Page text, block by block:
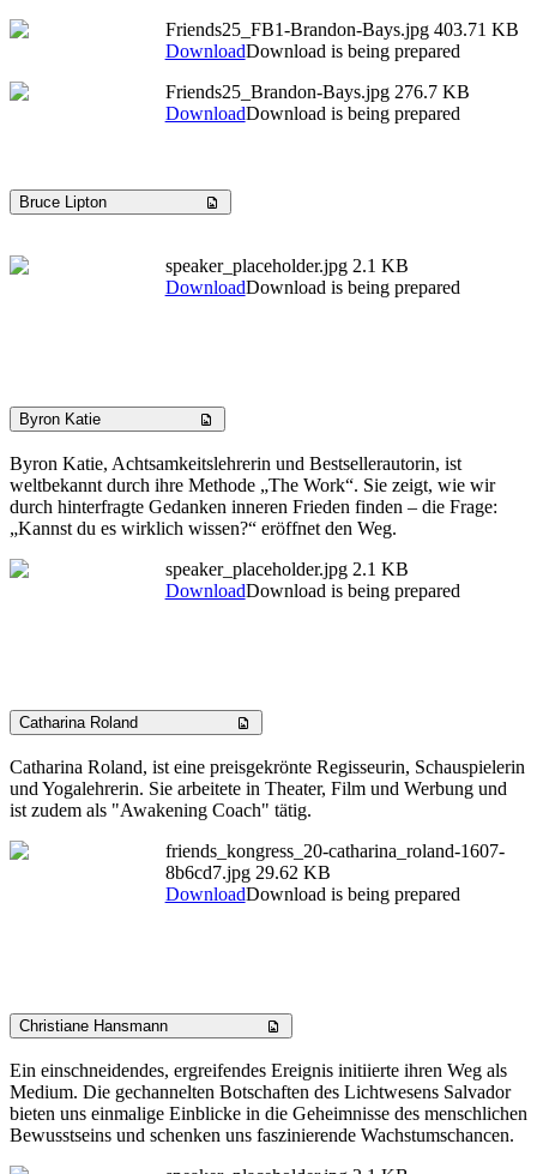
Friends25_FB1-Brandon-Bays.jpg 403.71 KB
DownloadDownload is being prepared
Friends25_Brandon-Bays.jpg 276.7 KB
DownloadDownload is being prepared
Bruce Lipton
speaker_placeholder.jpg 2.1 KB
DownloadDownload is being prepared
Byron Katie
Byron Katie, Achtsamkeitslehrerin und Bestsellerautorin, ist
weltbekannt durch ihre Methode „The Work“. Sie zeigt, wie wir
durch hinterfragte Gedanken inneren Frieden finden – die Frage:
„Kannst du es wirklich wissen?“ eröffnet den Weg.
speaker_placeholder.jpg 2.1 KB
DownloadDownload is being prepared
Catharina Roland
Catharina Roland, ist eine preisgekrönte Regisseurin, Schauspielerin
und Yogalehrerin. Sie arbeitete in Theater, Film und Werbung und
ist zudem als "Awakening Coach" tätig.
friends_kongress_20-catharina_roland-1607-
8b6cd7.jpg 29.62 KB
DownloadDownload is being prepared
Christiane Hansmann
Ein einschneidendes, ergreifendes Ereignis initiierte ihren Weg als
Medium. Die gechannelten Botschaften des Lichtwesens Salvador
bieten uns einmalige Einblicke in die Geheimnisse des menschlichen
Bewusstseins und schenken uns faszinierende Wachstumschancen.